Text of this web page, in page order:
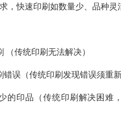
，快速印刷如数量少、品种灵
（传统印刷无法解决）
误（传统印刷发现错误须重
的印品（传统印刷解决困难